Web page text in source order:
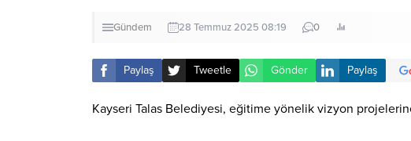
Gündem 28 Temmuz 2025 08:19 0
Paylaş Tweetle Gönder Paylaş
Kayseri Talas Belediyesi, eğitime yönelik vizyon